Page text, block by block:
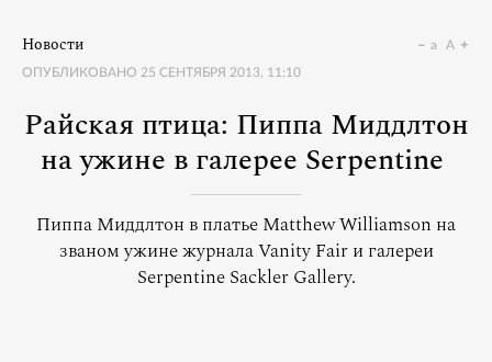
Новости
ОПУБЛИКОВАНО 25 СЕНТЯБРЯ 2013, 11:10
a A
Райская птица: Пиппа Миддлтон
на ужине в галерее Serpentine
Пиппа Миддлтон в платье Matthew Williamson на
званом ужине журнала Vanity Fair и галереи
Serpentine Sackler Gallery.